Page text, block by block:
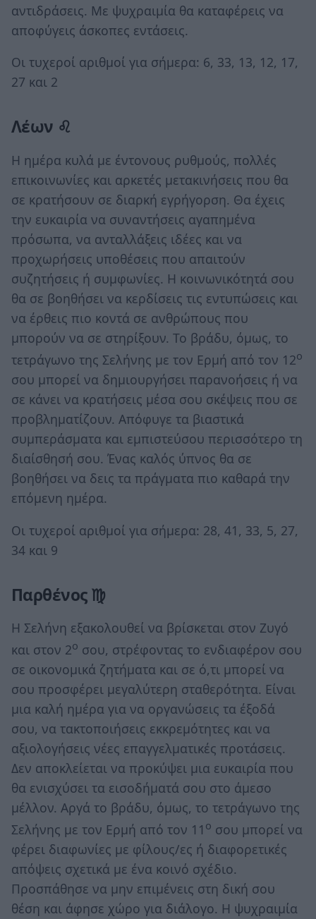
αντιδράσεις. Με ψυχραιμία θα καταφέρεις να
αποφύγεις άσκοπες εντάσεις.
Οι τυχεροί αριθμοί για σήμερα: 6, 33, 13, 12, 17,
27 και 2
Λέων ♌
Η ημέρα κυλά με έντονους ρυθμούς, πολλές
επικοινωνίες και αρκετές μετακινήσεις που θα
σε κρατήσουν σε διαρκή εγρήγορση. Θα έχεις
την ευκαιρία να συναντήσεις αγαπημένα
πρόσωπα, να ανταλλάξεις ιδέες και να
προχωρήσεις υποθέσεις που απαιτούν
συζητήσεις ή συμφωνίες. Η κοινωνικότητά σου
θα σε βοηθήσει να κερδίσεις τις εντυπώσεις και
να έρθεις πιο κοντά σε ανθρώπους που
μπορούν να σε στηρίξουν. Το βράδυ, όμως, το
τετράγωνο της Σελήνης με τον Ερμή από τον 12ο
σου μπορεί να δημιουργήσει παρανοήσεις ή να
σε κάνει να κρατήσεις μέσα σου σκέψεις που σε
προβληματίζουν. Απόφυγε τα βιαστικά
συμπεράσματα και εμπιστεύσου περισσότερο τη
διαίσθησή σου. Ένας καλός ύπνος θα σε
βοηθήσει να δεις τα πράγματα πιο καθαρά την
επόμενη ημέρα.
Οι τυχεροί αριθμοί για σήμερα: 28, 41, 33, 5, 27,
34 και 9
Παρθένος ♍
Η Σελήνη εξακολουθεί να βρίσκεται στον Ζυγό
και στον 2ο σου, στρέφοντας το ενδιαφέρον σου
σε οικονομικά ζητήματα και σε ό,τι μπορεί να
σου προσφέρει μεγαλύτερη σταθερότητα. Είναι
μια καλή ημέρα για να οργανώσεις τα έξοδά
σου, να τακτοποιήσεις εκκρεμότητες και να
αξιολογήσεις νέες επαγγελματικές προτάσεις.
Δεν αποκλείεται να προκύψει μια ευκαιρία που
θα ενισχύσει τα εισοδήματά σου στο άμεσο
μέλλον. Αργά το βράδυ, όμως, το τετράγωνο της
Σελήνης με τον Ερμή από τον 11 ο σου μπορεί να
φέρει διαφωνίες με φίλους/ες ή διαφορετικές
απόψεις σχετικά με ένα κοινό σχέδιο.
Προσπάθησε να μην επιμένεις στη δική σου
θέση και άφησε χώρο για διάλογο. Η ψυχραιμία